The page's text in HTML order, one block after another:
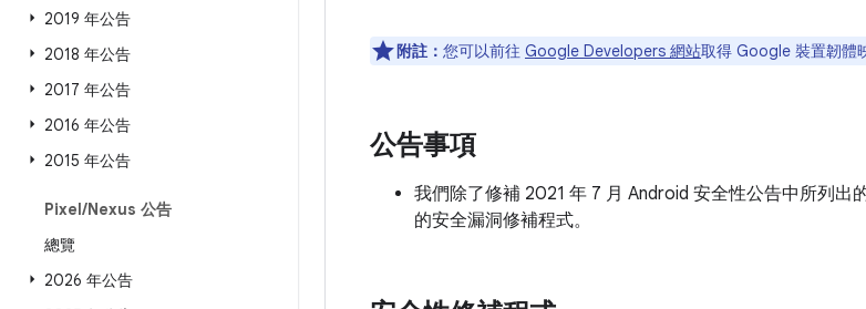
2019 年公告
2018 年公告
2017 年公告
2016 年公告
2015 年公告
Pixel/Nexus 公告
總覽
2026 年公告
附註： 您可以前往 Google Developers 網站取得 Google 裝置韌體
公告事項
我們除了修補 2021 年 7 月 Android 安全性公告中所列
的安全漏洞修補程式。